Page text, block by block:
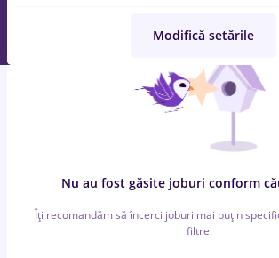
Nu au fost găsite joburi conform
Îți recomandăm să încerci joburi mai puțin
filtre.
Modifică setările